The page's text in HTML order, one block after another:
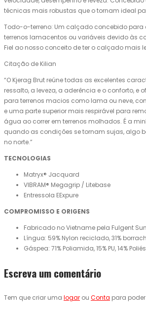
técnicas mais robustas que o tornam ideal
Todo-o-terreno: Um calçado concebido para
terrenos lamacentos ou variáveis devido às
Fiel ao nosso conceito de ter o calçado mais
Citação de Kilian
“O Kjerag Brut reúne todas as excelentes
ressalto, a leveza, a aderência e o conforto, e
para terrenos macios como lama ou neve,
e uma parte superior mais respirável para
água ao correr em terrenos molhados. É a
quando as condições se tornam sujas, algo
no norte.”
TECNOLOGIAS
Matryx® Jacquard
VIBRAM® Megagrip / Litebase
Entressola EExpure
COMPROMISSO E ORIGENS
Fabricado no Vietname pela Fulgent
Língua: 59% Nylon reciclado, 31%
Gáspea: 71% Poliamida, 15% PU, 14%
Escreva um comentário
Tem que criar uma logar ou Conta para